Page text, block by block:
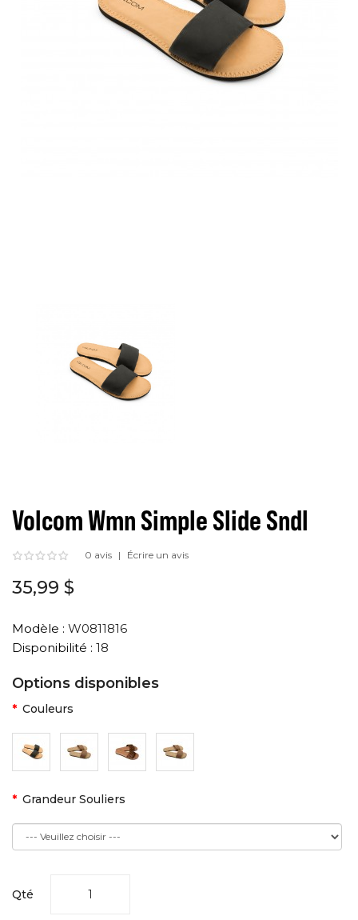
Volcom Wmn Simple Slide Sndl
0 avis Écrire un avis
35,99 $
Modèle : W0811816
Disponibilité : 18
Options disponibles
Couleurs
Grandeur Souliers
Qté